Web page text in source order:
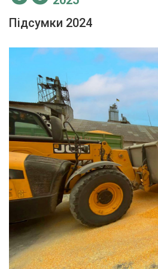
Підсумки 2024